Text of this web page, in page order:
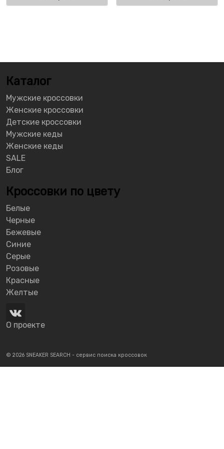
Каталог
Мужские кроссовки
Женские кроссовки
Детские кроссовки
Мужские кеды
Женские кеды
SALE
Блог
Кроссовки по цвету
Белые
Черные
Бежевые
Синие
Серые
Розовые
Красные
Желтые
О проекте
© 2026 SNEAKER SEARCH - сервис поиска кроссовок